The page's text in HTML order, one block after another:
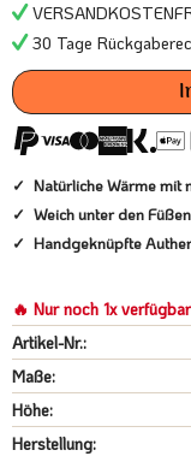
30 Tage
Natürliche Wärme mit
Weich unter den
Handgeknüpfte
🔥 Nur noch 1x
Artikel-Nr.:
Maße:
Höhe:
Herstellung: